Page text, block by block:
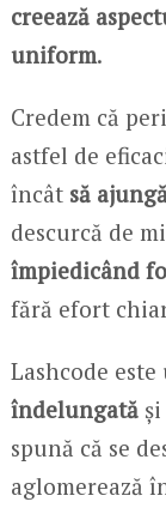
creează
uniform.
Credem că
astfel de
încât să
descurcă de
împiedicând
fără efort
Lashcode este
îndelungatăși
spună că se
aglomerează